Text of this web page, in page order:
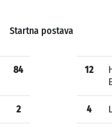
Startna postava
84
2
12
4